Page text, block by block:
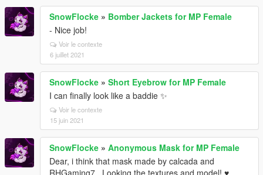
SnowFlocke » Bomber Jackets for MP Female
- Nice job!
Voir le contexte
6 juillet 2021
SnowFlocke » Short Eyebrow for MP Female
I can finally look like a baddie ✨
Voir le contexte
15 juin 2021
SnowFlocke » Anonymous Mask for MP Female
Dear, i think that mask made by calcada and
RHGaming7 . Looking the textures and model! ♥